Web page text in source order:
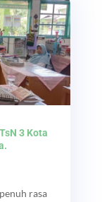
3 Kota
rasa